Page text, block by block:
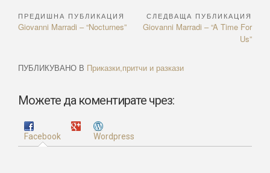
Навигация
ПРЕДИШНА ПУБЛИКАЦИЯ
Previous
Giovanni Marradi – “Nocturnes”
СЛЕДВАЩА ПУБЛИКАЦИЯ
Next
Giovanni Marradi – “A Time For
Us”
ПУБЛИКУВАНО В Приказки,притчи и разкази
Можете да коментирате чрез:
Facebook Wordpress